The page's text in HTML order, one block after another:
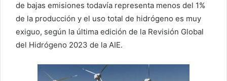
de bajas emisiones todavía representa menos del 1%
de la producción y el uso total de hidrógeno es muy
exiguo, según la última edición de la Revisión Global
del Hidrógeno 2023 de la AIE.